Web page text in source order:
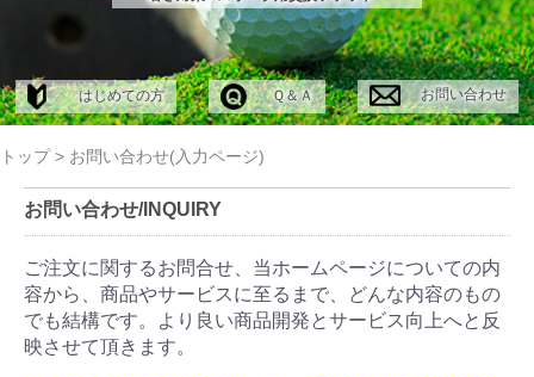
はじめての方 Ｑ＆Ａ お問い合わせ
トップ > お問い合わせ(入力ページ)
お問い合わせ/INQUIRY
ご注文に関するお問合せ、当ホームページについての内
容から、商品やサービスに至るまで、どんな内容のもの
でも結構です。より良い商品開発とサービス向上へと反
映させて頂きます。